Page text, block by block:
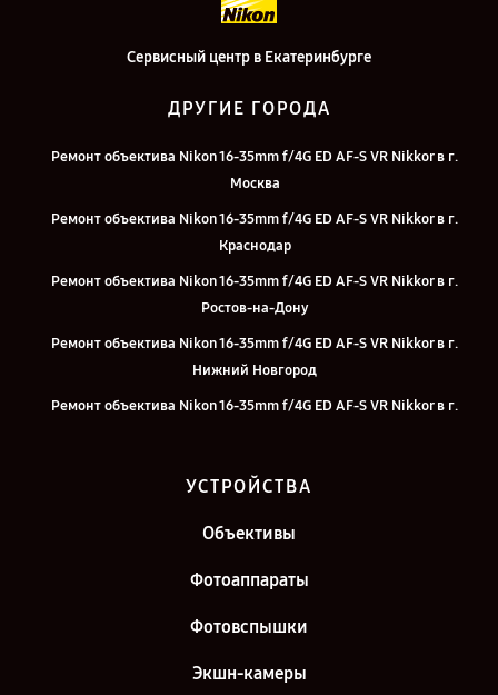
Сервисный центр в Екатеринбурге
ДРУГИЕ ГОРОДА
Ремонт объектива Nikon 16-35mm f/4G ED AF-S VR Nikkor в г.
Москва
Ремонт объектива Nikon 16-35mm f/4G ED AF-S VR Nikkor в г.
Краснодар
Ремонт объектива Nikon 16-35mm f/4G ED AF-S VR Nikkor в г.
Ростов-на-Дону
Ремонт объектива Nikon 16-35mm f/4G ED AF-S VR Nikkor в г.
Нижний Новгород
Ремонт объектива Nikon 16-35mm f/4G ED AF-S VR Nikkor в г.
Челябинск
Ремонт объектива Nikon 16-35mm f/4G ED AF-S VR Nikkor в г.
Ремонт объектива Nikon 16-35mm f/4G ED AF-S VR Nikkor в г.
Санкт-Петербург
УСТРОЙСТВА
Объективы
Фотоаппараты
Фотовспышки
Экшн-камеры